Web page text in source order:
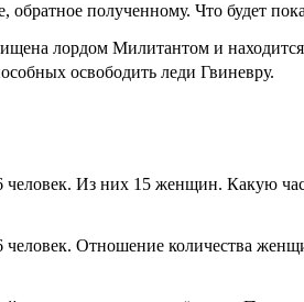
полученному. Что будет
лордом Милитантом и
освободить леди Гвиневру.
человек. Из них 15 женщин. Какую
человек. Отношение количества